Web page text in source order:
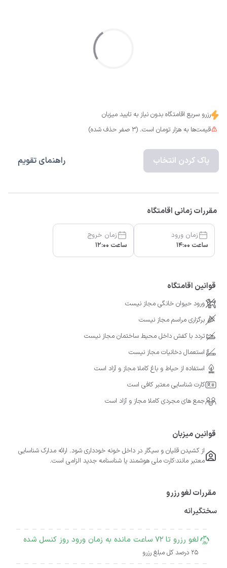
رزرو سریع اقامتگاه بدون نیاز به تایید میزبان
قیمت‌ها به هزار تومان است. (3 صفر حذف شده)
پاک کردن انتخاب راهنمای تقویم
مقررات زمانی اقامتگاه
زمان ورود
ساعت 14:00
زمان خروج
ساعت 12:00
قوانین اقامتگاه
ورود حیوان خانگی مجاز نیست
برگزاری مراسم مجاز نیست
تردد با کفش داخل محیط ساختمان مجاز نیست
استعمال دخانیات مجاز نیست
استفاده از حیاط و باغ کاملا مجاز و آزاد است
کارت شناسایی معتبر کافی است
جمع های مجردی کاملا مجاز و آزاد است
قوانین میزبان
از کشیدن قلیان و سیگار در داخل خونه خودداری شود. ارائه مدارک شناسایی
معتبر مانند:کارت ملی هوشمند یا شناسنامه جدید الزامی است.
مقررات لغو رزرو
سختگیرانه
لغو رزرو تا 72 ساعت مانده به زمان ورود روز کنسل شده
25 درصد کل مبلغ رزرو